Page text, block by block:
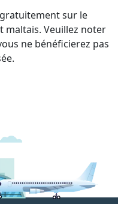
sur le
Veuillez noter
ne bénéficierez pas